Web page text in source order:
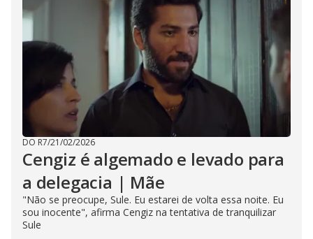
DO R7/21/02/2026
Cengiz é algemado e levado para
a delegacia | Mãe
"Não se preocupe, Sule. Eu estarei de volta essa noite. Eu
sou inocente", afirma Cengiz na tentativa de tranquilizar
Sule